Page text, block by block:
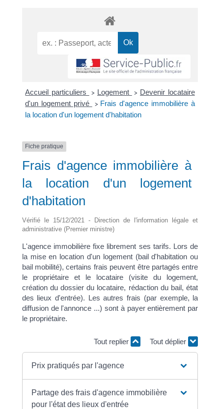
Accueil particuliers > Logement > Devenir locataire
d'un logement privé
> Frais d'agence immobilière à
la location d'un logement d'habitation
Fiche pratique
Frais d'agence immobilière à
la location d'un logement
d'habitation
Vérifié le 15/12/2021 - Direction de l'information légale et
administrative (Premier ministre)
L'agence immobilière fixe librement ses tarifs. Lors de
la mise en location d'un logement (bail d'habitation ou
bail mobilité), certains frais peuvent être partagés entre
le propriétaire et le locataire (visite du logement,
création du dossier du locataire, rédaction du bail, état
des lieux d'entrée). Les autres frais (par exemple, la
diffusion de l'annonce ...) sont à payer entièrement par
le propriétaire.
Tout replier Tout déplier
Prix pratiqués par l'agence
Partage des frais d'agence immobilière
pour l'état des lieux d'entrée